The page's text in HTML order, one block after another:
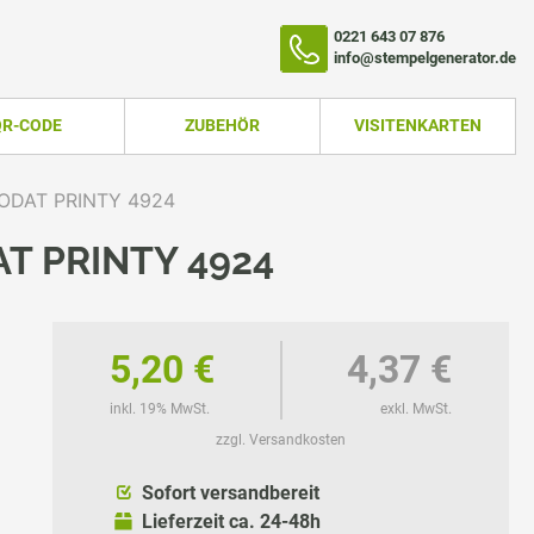
0221 643 07 876
info@stempelgenerator.de
CODE ZUBEHÖR VISITENKARTEN
PRINTY 4924
PRINTY 4924
5,20 €
inkl. 19% MwSt.
4,37 €
exkl. MwSt.
zzgl. Versandkosten
Sofort versandbereit
Lieferzeit ca. 24-48h